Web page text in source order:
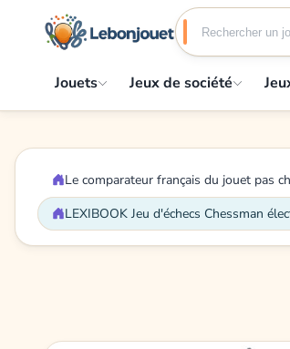
Jouets Jeux de société
Le comparateur français du jouet pas
LEXIBOOK Jeu d'échecs Chessman